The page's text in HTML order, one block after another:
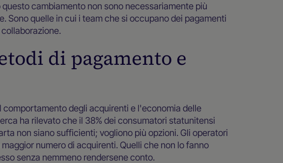
cambiamento non sono necessariamente più
Sono quelle in cui i team che si occupano dei pagamenti
di pagamento e
comportamento degli acquirenti e l'economia delle
ha rilevato che il 38% dei consumatori statunitensi
non siano sufficienti; vogliono più opzioni. Gli operatori
numero di acquirenti. Quelli che non lo fanno
senza nemmeno rendersene conto.